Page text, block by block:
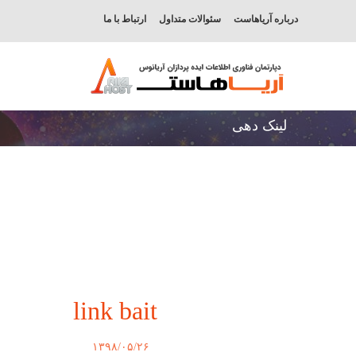
درباره آریاهاست سئوالات متداول ارتباط با ما
لینک دهی
link bait
۱۳۹۸/۰۵/۲۶